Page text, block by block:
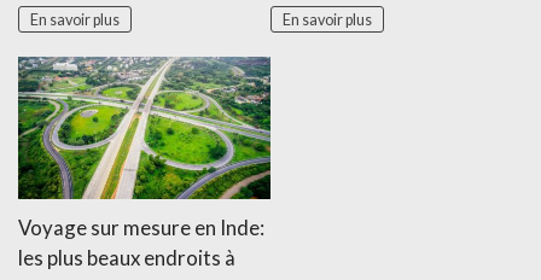
En savoir plus En savoir plus
Voyage sur mesure en Inde:
les plus beaux endroits à